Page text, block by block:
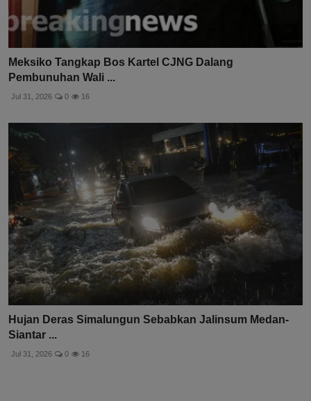
Meksiko Tangkap Bos Kartel CJNG Dalang
Pembunuhan Wali ...
Jul 31, 2026 0 16
Hujan Deras Simalungun Sebabkan Jalinsum Medan-
Siantar ...
Jul 31, 2026 0 16